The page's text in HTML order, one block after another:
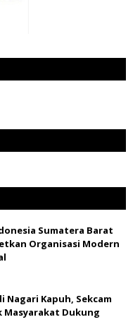
Sumatera Barat
Organisasi Modern
Nagari Kapuh, Sekcam
Masyarakat Dukung